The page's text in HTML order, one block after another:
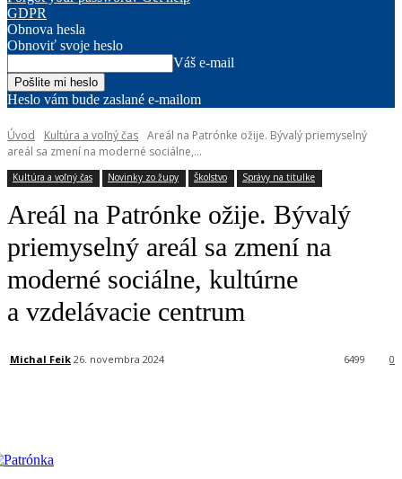
GDPR
Obnova hesla
Obnoviť svoje heslo
Váš e-mail
Heslo vám bude zaslané e-mailom
Úvod Kultúra a voľný čas Areál na Patrónke ožije. Bývalý priemyselný
areál sa zmení na moderné sociálne,...
Kultúra a voľný čas Novinky zo župy Školstvo Správy na titulke
Areál na Patrónke ožije. Bývalý
priemyselný areál sa zmení na
moderné sociálne, kultúrne
a vzdelávacie centrum
Michal Feik 26. novembra 2024 0
6499